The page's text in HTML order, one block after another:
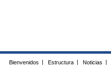
Bienvenidos Estructura Noticias